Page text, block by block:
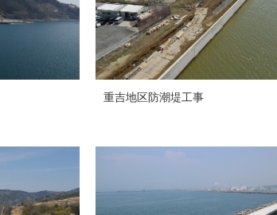
重吉地区防潮堤工事